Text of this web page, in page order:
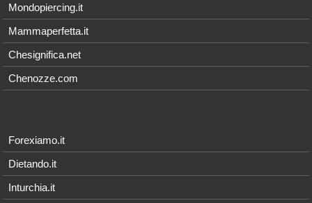
Mondopiercing.it
Mammaperfetta.it
Chesignifica.net
Chenozze.com
Forexiamo.it
Dietando.it
Inturchia.it